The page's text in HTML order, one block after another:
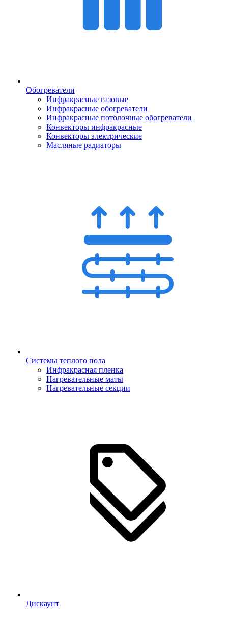
Обогреватели
Инфракрасные газовые
Инфракрасные обогреватели
Инфракрасные потолочные обогреватели
Конвекторы инфракрасные
Конвекторы электрические
Масляные радиаторы
Системы теплого пола
Инфракрасная пленка
Нагревательные маты
Нагревательные секции
Дискаунт